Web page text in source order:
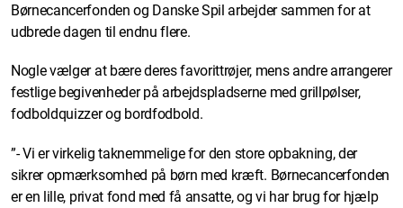
Børnecancerfonden og Danske Spil arbejder sammen for at
udbrede dagen til endnu flere.
Nogle vælger at bære deres favorittrøjer, mens andre arrangerer
festlige begivenheder på arbejdspladserne med grillpølser,
fodboldquizzer og bordfodbold.
”- Vi er virkelig taknemmelige for den store opbakning, der
sikrer opmærksomhed på børn med kræft. Børnecancerfonden
er en lille, privat fond med få ansatte, og vi har brug for hjælp